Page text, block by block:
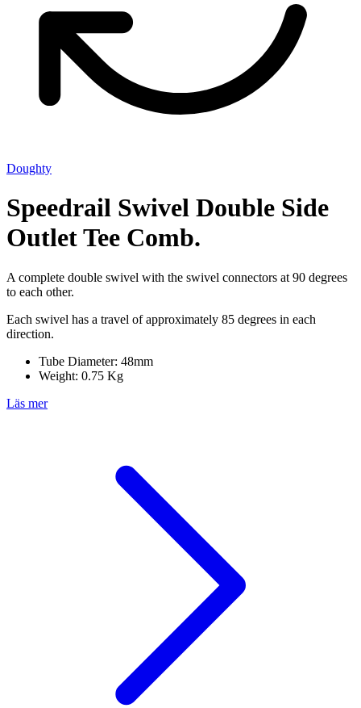
Doughty
Speedrail Swivel Double Side
Outlet Tee Comb.
A complete double swivel with the swivel connectors at 90 degrees
to each other.
Each swivel has a travel of approximately 85 degrees in each
direction.
Tube Diameter: 48mm
Weight: 0.75 Kg
Läs mer